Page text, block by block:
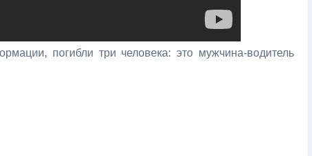
погибли три человека: это мужчина-водитель